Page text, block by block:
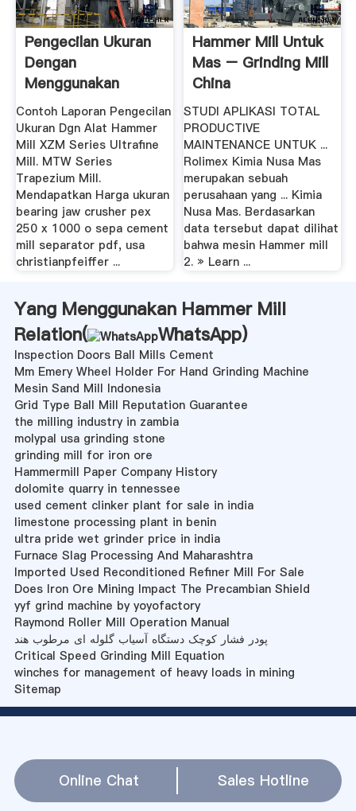
Pengecilan Ukuran
Dengan
Menggunakan
Hammer Mill ...
Contoh Laporan Pengecilan
Ukuran Dgn Alat Hammer
Mill XZM Series Ultrafine
Mill. MTW Series
Trapezium Mill.
Mendapatkan Harga ukuran
bearing jaw crusher pex
250 x 1000 o sepa cement
mill separator pdf, usa
christianpfeiffer ...
Hammer Mill Untuk
Mas – Grinding Mill
China
STUDI APLIKASI TOTAL
PRODUCTIVE
MAINTENANCE UNTUK ...
Rolimex Kimia Nusa Mas
merupakan sebuah
perusahaan yang ... Kimia
Nusa Mas. Berdasarkan
data tersebut dapat dilihat
bahwa mesin Hammer mill
2. » Learn ...
Yang Menggunakan Hammer Mill
Relation(
WhatsApp)
Inspection Doors Ball Mills Cement
Mm Emery Wheel Holder For Hand Grinding Machine
Mesin Sand Mill Indonesia
Grid Type Ball Mill Reputation Guarantee
the milling industry in zambia
molypal usa grinding stone
grinding mill for iron ore
Hammermill Paper Company History
dolomite quarry in tennessee
used cement clinker plant for sale in india
limestone processing plant in benin
ultra pride wet grinder price in india
Furnace Slag Processing And Maharashtra
Imported Used Reconditioned Refiner Mill For Sale
Does Iron Ore Mining Impact The Precambian Shield
yyf grind machine by yoyofactory
Raymond Roller Mill Operation Manual
پودر فشار کوچک دستگاه آسیاب گلوله ای مرطوب هند
Critical Speed Grinding Mill Equation
winches for management of heavy loads in mining
Sitemap
Online Chat Sales Hotline